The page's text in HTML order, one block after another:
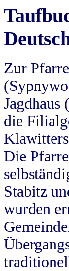
Zur
Jagdhaus
die
Die
Stabitz
wurden